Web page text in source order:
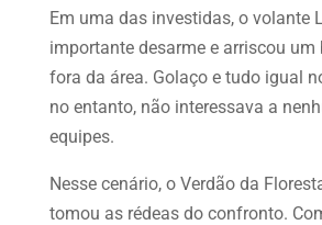
Em uma das investidas, o volante
importante desarme e arriscou um
fora da área. Golaço e tudo igual
no entanto, não interessava a
equipes.
Nesse cenário, o Verdão da
tomou as rédeas do confronto.